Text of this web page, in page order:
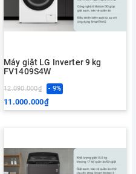
Máy giặt LG Inverter 9 kg
FV1409S4W
12.090.000₫ - 9%
11.000.000₫